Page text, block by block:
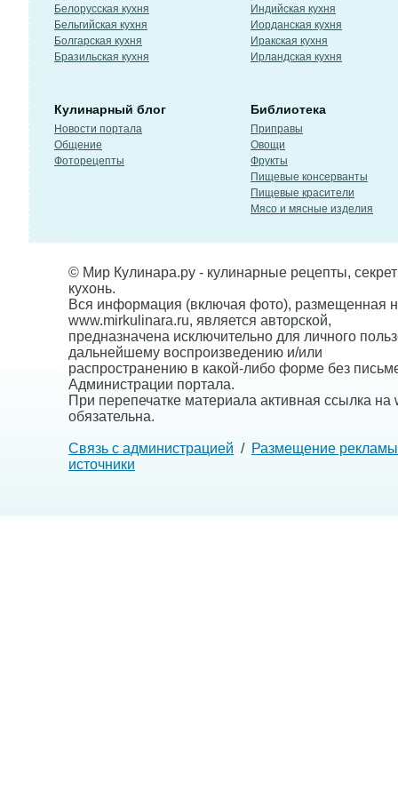
Белорусская кухня
Бельгийская кухня
Болгарская кухня
Бразильская кухня
Индийская кухня
Иорданская кухня
Иракская кухня
Ирландская кухня
Кулинарный блог
Новости портала
Общение
Фоторецепты
Библиотека
Приправы
Овощи
Фрукты
Пищевые консерванты
Пищевые красители
Мясо и мясные изделия
© Мир Кулинара.ру - кулинарные рецепты,
кухонь.
Вся информация (включая фото), размещенная
www.mirkulinara.ru, является авторской,
предназначена исключительно для личного
дальнейшему воспроизведению и/или
распространению в какой-либо форме без
Администрации портала.
При перепечатке материала активная ссылка на
обязательна.
Связь с администрацией / Размещение рекламы
источники